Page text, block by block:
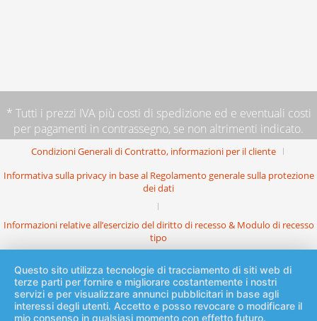
* Tutti i prezzi IVA più costi di spedizione ed e eventuali costi
per pagamenti in contrassegno, se non altrimenti indicato.
Condizioni Generali di Contratto, informazioni per il cliente
Informativa sulla privacy in base al Regolamento generale sulla protezione
dei dati
Informazioni relative all’esercizio del diritto di recesso & Modulo di recesso
tipo
Questo sito utilizza tecnologie di tracciamento di siti web di
terze parti per fornire e migliorare costantemente i nostri
servizi e per visualizzare annunci pubblicitari in base agli
interessi degli utenti. Accetto e posso revocare o modificare il
mio consenso in qualsiasi momento con effetto futuro.